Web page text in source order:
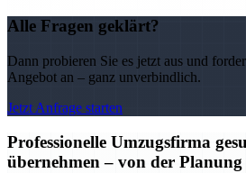
Alle Fragen geklärt?
Dann probieren Sie es jetzt aus und
Angebot an – ganz unverbindlich.
Jetzt Anfrage starten
Professionelle Umzugsfirma
übernehmen – von der